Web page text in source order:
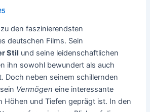
den faszinierendsten
deutschen Films. Sein
Stil und seine leidenschaftlichen
ihn sowohl bewundert als auch
Doch neben seinem schillernden
Vermögen eine interessante
Höhen und Tiefen geprägt ist. In den